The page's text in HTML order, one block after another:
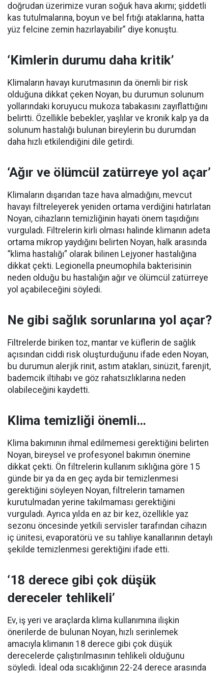
doğrudan üzerimize vuran soğuk hava akımı; şiddetli
kas tutulmalarına, boyun ve bel fıtığı ataklarına, hatta
yüz felcine zemin hazırlayabilir” diye konuştu.
‘Kimlerin durumu daha kritik’
Klimaların havayı kurutmasının da önemli bir risk
olduğuna dikkat çeken Noyan, bu durumun solunum
yollarındaki koruyucu mukoza tabakasını zayıflattığını
belirtti. Özellikle bebekler, yaşlılar ve kronik kalp ya da
solunum hastalığı bulunan bireylerin bu durumdan
daha hızlı etkilendiğini dile getirdi.
‘Ağır ve ölümcül zatürreye yol açar’
Klimaların dışarıdan taze hava almadığını, mevcut
havayı filtreleyerek yeniden ortama verdiğini hatırlatan
Noyan, cihazların temizliğinin hayati önem taşıdığını
vurguladı. Filtrelerin kirli olması halinde klimanın adeta
ortama mikrop yaydığını belirten Noyan, halk arasında
“klima hastalığı” olarak bilinen Lejyoner hastalığına
dikkat çekti. Legionella pneumophila bakterisinin
neden olduğu bu hastalığın ağır ve ölümcül zatürreye
yol açabileceğini söyledi.
Ne gibi sağlık sorunlarına yol açar?
Filtrelerde biriken toz, mantar ve küflerin de sağlık
açısından ciddi risk oluşturduğunu ifade eden Noyan,
bu durumun alerjik rinit, astım atakları, sinüzit, farenjit,
bademcik iltihabı ve göz rahatsızlıklarına neden
olabileceğini kaydetti.
Klima temizliği önemli…
Klima bakımının ihmal edilmemesi gerektiğini belirten
Noyan, bireysel ve profesyonel bakımın önemine
dikkat çekti. Ön filtrelerin kullanım sıklığına göre 15
günde bir ya da en geç ayda bir temizlenmesi
gerektiğini söyleyen Noyan, filtrelerin tamamen
kurutulmadan yerine takılmaması gerektiğini
vurguladı. Ayrıca yılda en az bir kez, özellikle yaz
sezonu öncesinde yetkili servisler tarafından cihazın
iç ünitesi, evaporatörü ve su tahliye kanallarının detaylı
şekilde temizlenmesi gerektiğini ifade etti.
‘18 derece gibi çok düşük
dereceler tehlikeli’
Ev, iş yeri ve araçlarda klima kullanımına ilişkin
önerilerde de bulunan Noyan, hızlı serinlemek
amacıyla klimanın 18 derece gibi çok düşük
derecelerde çalıştırılmasının tehlikeli olduğunu
söyledi. İdeal oda sıcaklığının 22-24 derece arasında